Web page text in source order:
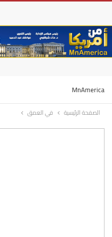
MnAmerica
الصفحة الرئيسية في العمق